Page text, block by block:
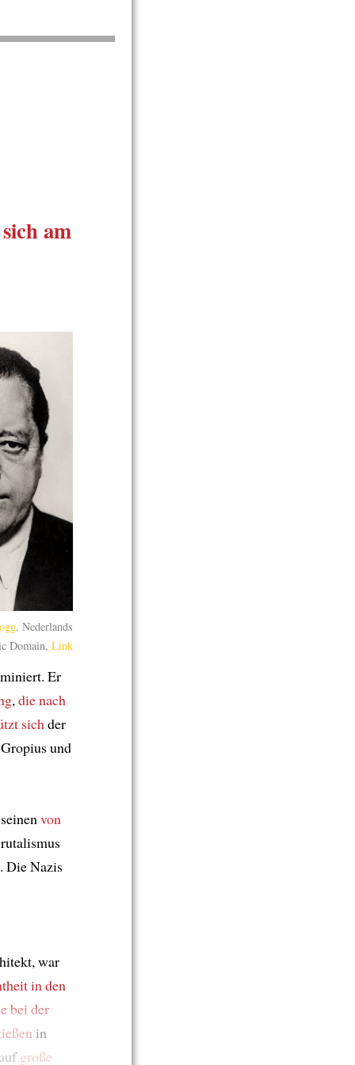
am
. Nederlands
Domain, Link
Er
,dienach
sichder
und
von
Die Nazis
war
in den
bei der
in
große